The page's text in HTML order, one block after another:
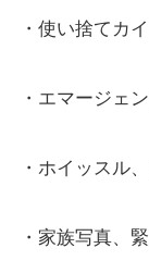
・使い捨てカ
・エマージェ
・ホイッスル
・家族写真、